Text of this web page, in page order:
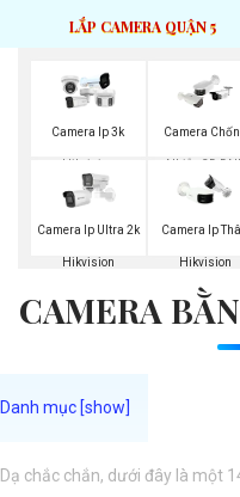
LẮP CAMERA QUẬN 5
Camera Ip 3k
Hikvision
Camera
Nhiễu 3D
Hikvison
Camera Ip Ultra 2k
Hikvision
Camera Ip
Hikvision
CAMERA
Dạ chắc chắn, dưới đây là một